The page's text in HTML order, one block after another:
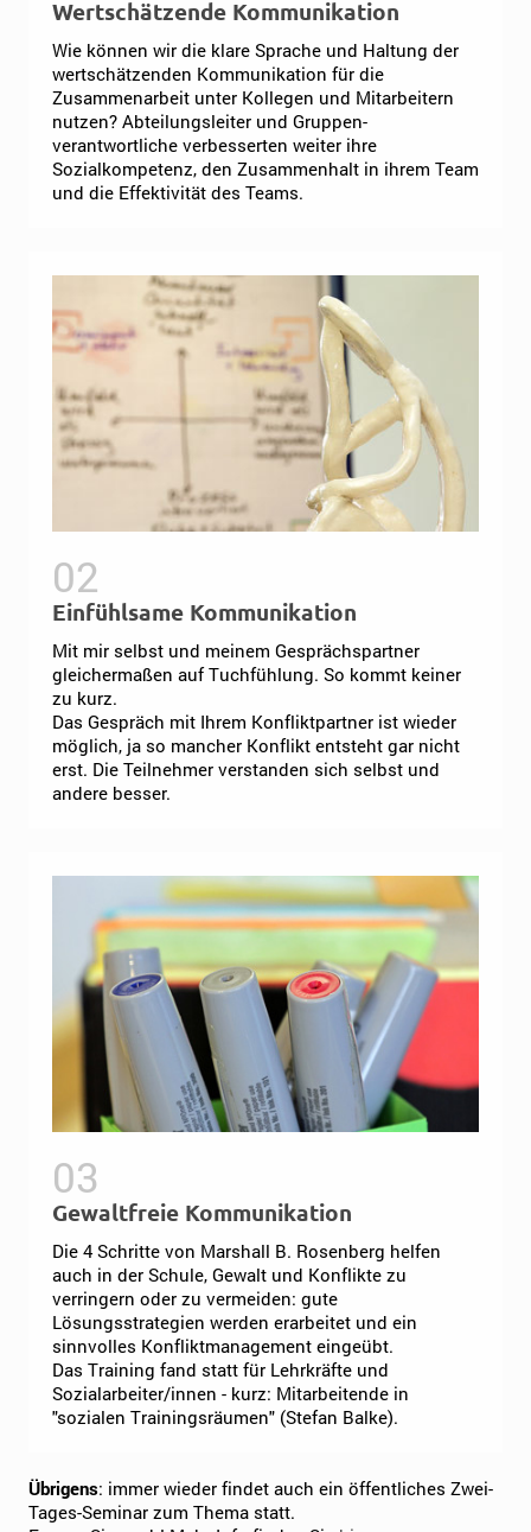
Wertschätzende Kommunikation
Wie können wir die klare Sprache und Haltung der
wertschätzenden Kommunikation für die
Zusammenarbeit unter Kollegen und Mitarbeitern
nutzen? Abteilungsleiter und Gruppen-
verantwortliche verbesserten weiter ihre
Sozialkompetenz, den Zusammenhalt in ihrem Team
und die Effektivität des Teams.
Einfühlsame Kommunikation
Mit mir selbst und meinem Gesprächspartner
gleichermaßen auf Tuchfühlung. So kommt keiner
zu kurz.
Das Gespräch mit Ihrem Konfliktpartner ist wieder
möglich, ja so mancher Konflikt entsteht gar nicht
erst. Die Teilnehmer verstanden sich selbst und
andere besser.
Gewaltfreie Kommunikation
Die 4 Schritte von Marshall B. Rosenberg helfen
auch in der Schule, Gewalt und Konflikte zu
verringern oder zu vermeiden: gute
Lösungsstrategien werden erarbeitet und ein
sinnvolles Konfliktmanagement eingeübt.
Das Training fand statt für Lehrkräfte und
Sozialarbeiter/innen - kurz: Mitarbeitende in
"sozialen Trainingsräumen" (Stefan Balke).
Übrigens: immer wieder findet auch ein öffentliches Zwei-
Tages-Seminar zum Thema statt.